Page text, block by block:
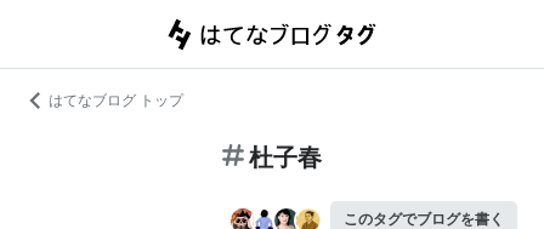
はてなブログ トップ
杜子春
このタグでブログを書く